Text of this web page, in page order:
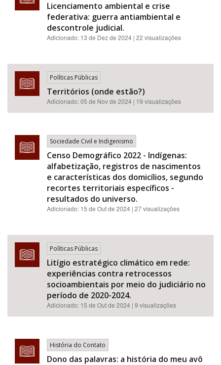
Licenciamento ambiental e crise
federativa: guerra antiambiental e
descontrole judicial.
Adicionado: 13 de Dez de 2024 | 22 visualizações
Políticas Públicas
Territórios (onde estão?)
Adicionado:05 de Nov de 2024 | 19 visualizações
Sociedade Civil e Indigenismo
Censo Demográfico 2022 - Indígenas:
alfabetização, registros de nascimentos
e características dos domicílios, segundo
recortes territoriais específicos -
resultados do universo.
Adicionado: 15 de Out de 2024 | 27 visualizações
Políticas Públicas
Litígio estratégico climático em rede:
experiências contra retrocessos
socioambientais por meio do judiciário no
período de 2020-2024.
Adicionado: 15 de Out de 2024 | 9 visualizações
História do Contato
Dono das palavras: a história do meu avô